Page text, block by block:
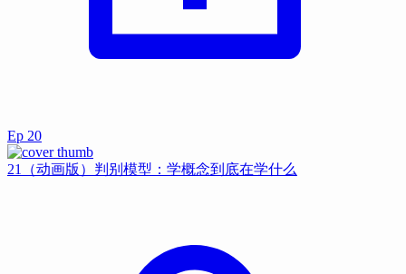
Ep 20
21（动画版）判别模型：学概念到底在学什么